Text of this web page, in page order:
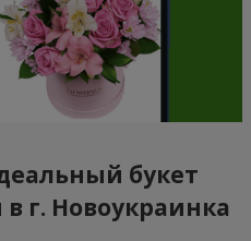
букет
г. Новоукраинка